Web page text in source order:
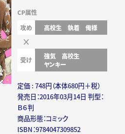
CP属性
攻め
高校生 執着 俺様
受け 強気
高校生
ヤンキー
定価 : 748円（本体680円＋税）
発売日：2016年03月14日 判型：
Ｂ６判
商品形態：コミック
ISBN：9784047309852